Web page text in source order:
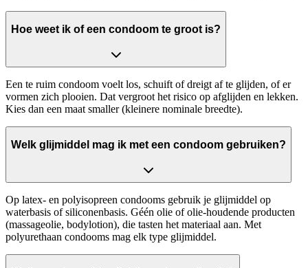
Hoe weet ik of een condoom te groot is?
Een te ruim condoom voelt los, schuift of dreigt af te glijden, of er
vormen zich plooien. Dat vergroot het risico op afglijden en lekken.
Kies dan een maat smaller (kleinere nominale breedte).
Welk glijmiddel mag ik met een condoom gebruiken?
Op latex- en polyisopreen condooms gebruik je glijmiddel op
waterbasis of siliconenbasis. Géén olie of olie-houdende producten
(massageolie, bodylotion), die tasten het materiaal aan. Met
polyurethaan condooms mag elk type glijmiddel.